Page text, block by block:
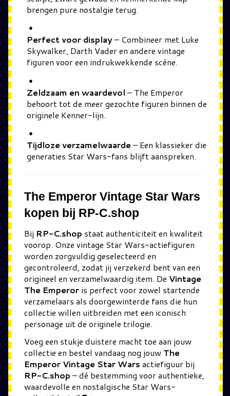
brengen pure nostalgie terug.
Perfect voor display– Combineer met Luke
Skywalker, Darth Vader en andere vintage
figuren voor een indrukwekkende scène.
Zeldzaam en waardevol – The Emperor
behoort tot de meer gezochte figuren binnen de
originele Kenner-lijn.
Tijdloze verzamelwaarde – Een klassieker die
generaties Star Wars-fans blijft aanspreken.
The Emperor Vintage Star Wars
kopen bij RP-C.shop
Bij RP-C.shop staat authenticiteit en kwaliteit
voorop. Onze vintage Star Wars-actiefiguren
worden zorgvuldig geselecteerd en
gecontroleerd, zodat jij verzekerd bent van een
origineel en verzamelwaardig item. De Vintage
The Emperor is perfect voor zowel startende
verzamelaars als doorgewinterde fans die hun
collectie willen uitbreiden met een iconisch
personage uit de originele trilogie.
Voeg een stukje duistere macht toe aan jouw
collectie en bestel vandaag nog jouw The
Emperor Vintage Star Wars actiefiguur bij
RP-C.shop – dé bestemming voor authentieke,
waardevolle en nostalgische Star Wars-